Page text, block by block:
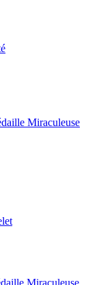
Miraculeuse
Miraculeuse